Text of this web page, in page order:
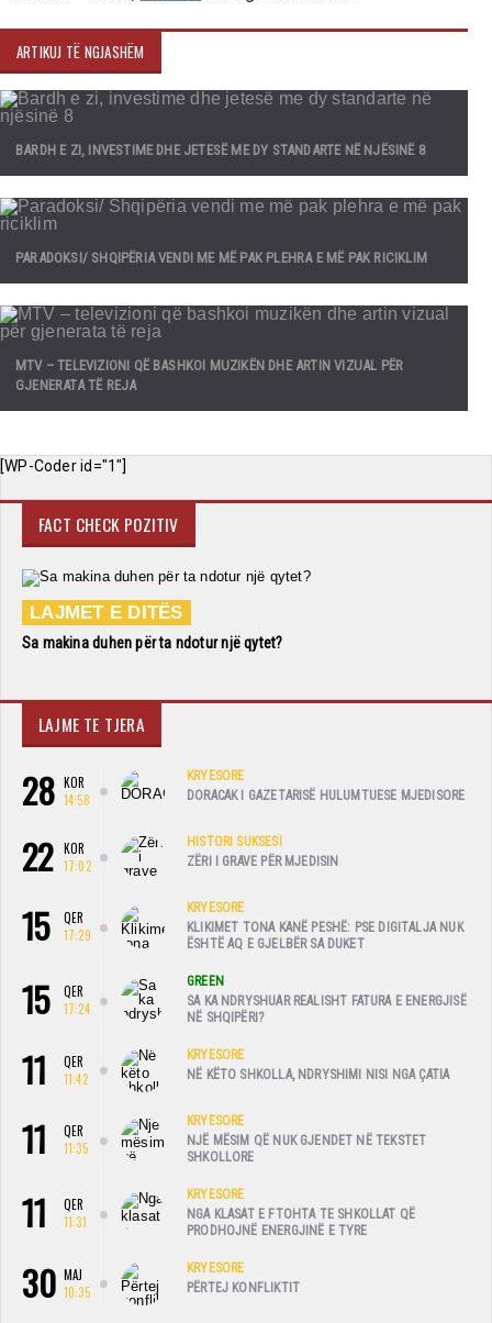
ARTIKUJ TË NGJASHËM
BARDH E ZI, INVESTIME DHE JETESË ME DY STANDARTE NË NJËSINË 8
PARADOKSI/ SHQIPËRIA VENDI ME MË PAK PLEHRA E MË PAK RICIKLIM
MTV – TELEVIZIONI QË BASHKOI MUZIKËN DHE ARTIN VIZUAL PËR
GJENERATA TË REJA
[WP-Coder id="1"]
FACT CHECK POZITIV
LAJMET E DITËS
Sa makina duhen për ta ndotur një qytet?
LAJME TE TJERA
28 KOR
14:58
KRYESORE
DORACAK I GAZETARISË HULUMTUESE MJEDISORE
22
KOR
17:02
HISTORI SUKSESI
ZËRI I GRAVE PËR MJEDISIN
15
QER
17:29
KRYESORE
KLIKIMET TONA KANË PESHË: PSE DIGITALJA NUK
ËSHTË AQ E GJELBËR SA DUKET
15
QER
17:24
GREEN
SA KA NDRYSHUAR REALISHT FATURA E ENERGJISË
NË SHQIPËRI?
11
QER
11:42
KRYESORE
NË KËTO SHKOLLA, NDRYSHIMI NISI NGA ÇATIA
11
QER
11:35
KRYESORE
NJË MËSIM QË NUK GJENDET NË TEKSTET
SHKOLLORE
11
QER
11:31
KRYESORE
NGA KLASAT E FTOHTA TE SHKOLLAT QË
PRODHOJNË ENERGJINË E TYRE
30 MAJ
10:35
KRYESORE
PËRTEJ KONFLIKTIT